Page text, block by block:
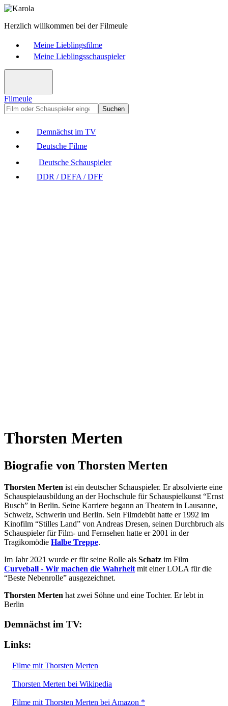
Herzlich willkommen bei der Filmeule
Meine Lieblingsfilme
Meine Lieblingsschauspieler
Filmeule
Suchen
Demnächst im TV
Deutsche Filme
Deutsche Schauspieler
DDR / DEFA / DFF
Thorsten Merten
Biografie von Thorsten Merten
Thorsten Merten ist ein deutscher Schauspieler. Er absolvierte eine
Schauspielausbildung an der Hochschule für Schauspielkunst “Ernst
Busch” in Berlin. Seine Karriere begann an Theatern in Lausanne,
Schweiz, Schwerin und Berlin. Sein Filmdebüt hatte er 1992 im
Kinofilm “Stilles Land” von Andreas Dresen, seinen Durchbruch als
Schauspieler für Film- und Fernsehen hatte er 2001 in der
Tragikomödie Halbe Treppe.
Im Jahr 2021 wurde er für seine Rolle als Schatz im Film
Curveball - Wir machen die Wahrheit mit einer LOLA für die
“Beste Nebenrolle” ausgezeichnet.
Thorsten Merten hat zwei Söhne und eine Tochter. Er lebt in
Berlin
Demnächst im TV:
Links:
Filme mit Thorsten Merten
Thorsten Merten bei Wikipedia
Filme mit Thorsten Merten bei Amazon *